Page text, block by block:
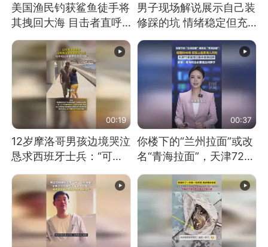
美国渔民钓获鲨鱼徒手将
其拽回大海 目击者直呼
震惊 （视频来源：参考
消息）
男子现场解说展示自己装
修踩的坑 情绪稳定但充
满无奈 每处都有精心设
计 但每处都有瑕疵 网
友：一开始我没笑 但看
到洗手盆我没绷住
00:19
12岁摩洛哥男孩边境哭泣
恳求西班牙士兵：“可不
可以不要把我遣返回国”
00:37
你楼下的“兰州拉面”或改
名“青海拉面”，天津72家
面馆已集体更换招牌